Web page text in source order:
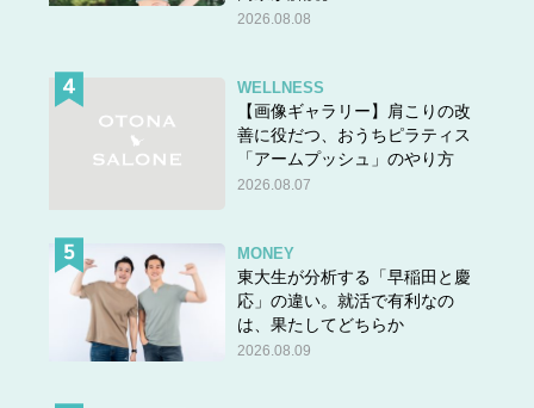
2026.08.08
WELLNESS
【画像ギャラリー】肩こりの改
善に役だつ、おうちピラティス
「アームプッシュ」のやり方
2026.08.07
MONEY
東大生が分析する「早稲田と慶
応」の違い。就活で有利なの
は、果たしてどちらか
2026.08.09